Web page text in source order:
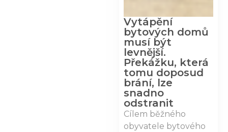
Vytápění
bytových domů
musí být
levnější.
Překážku, která
tomu doposud
brání, lze
snadno
odstranit
Cílem běžného
obyvatele bytového